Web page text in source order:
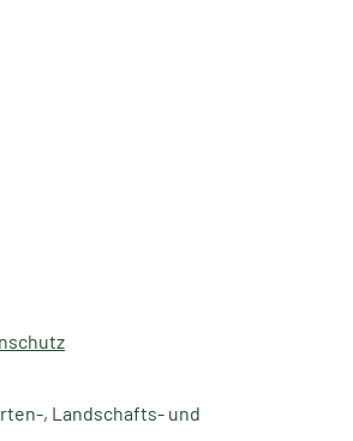
, Landschafts- und